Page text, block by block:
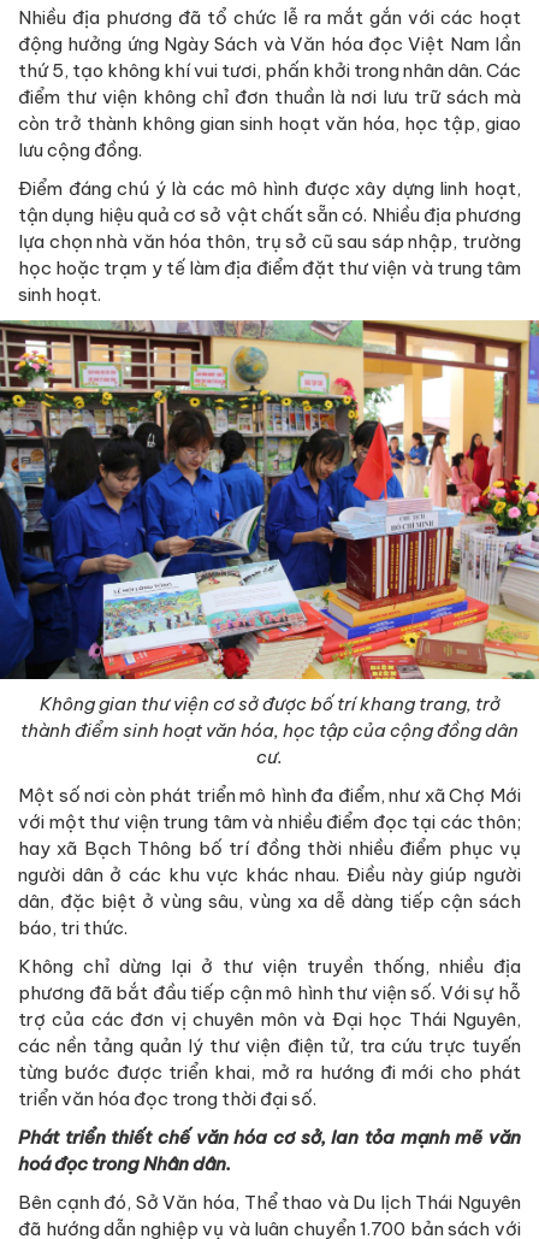
Nhiều địa phương đã tổ chức lễ ra mắt gắn với các hoạt
động hưởng ứng Ngày Sách và Văn hóa đọc Việt Nam lần
thứ 5, tạo không khí vui tươi, phấn khởi trong nhân dân. Các
điểm thư viện không chỉ đơn thuần là nơi lưu trữ sách mà
còn trở thành không gian sinh hoạt văn hóa, học tập, giao
lưu cộng đồng.
Điểm đáng chú ý là các mô hình được xây dựng linh hoạt,
tận dụng hiệu quả cơ sở vật chất sẵn có. Nhiều địa phương
lựa chọn nhà văn hóa thôn, trụ sở cũ sau sáp nhập, trường
học hoặc trạm y tế làm địa điểm đặt thư viện và trung tâm
sinh hoạt.
Không gian thư viện cơ sở được bố trí khang trang, trở
thành điểm sinh hoạt văn hóa, học tập của cộng đồng dân
cư.
Một số nơi còn phát triển mô hình đa điểm, như xã Chợ Mới
với một thư viện trung tâm và nhiều điểm đọc tại các thôn;
hay xã Bạch Thông bố trí đồng thời nhiều điểm phục vụ
người dân ở các khu vực khác nhau. Điều này giúp người
dân, đặc biệt ở vùng sâu, vùng xa dễ dàng tiếp cận sách
báo, tri thức.
Không chỉ dừng lại ở thư viện truyền thống, nhiều địa
phương đã bắt đầu tiếp cận mô hình thư viện số. Với sự hỗ
trợ của các đơn vị chuyên môn và Đại học Thái Nguyên,
các nền tảng quản lý thư viện điện tử, tra cứu trực tuyến
từng bước được triển khai, mở ra hướng đi mới cho phát
triển văn hóa đọc trong thời đại số.
Phát triển thiết chế văn hóa cơ sở, lan tỏa mạnh mẽ văn
hoá đọc trong Nhân dân.
Bên cạnh đó, Sở Văn hóa, Thể thao và Du lịch Thái Nguyên
đã hướng dẫn nghiệp vụ và luân chuyển 1.700 bản sách với